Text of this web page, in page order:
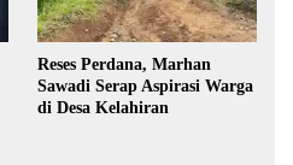
Reses Perdana, Marhan
Sawadi Serap Aspirasi Warga
di Desa Kelahiran